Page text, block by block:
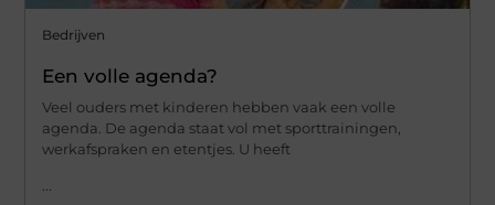
Bedrijven
Een volle agenda?
Veel ouders met kinderen hebben vaak een volle
agenda. De agenda staat vol met sporttrainingen,
werkafspraken en etentjes. U heeft